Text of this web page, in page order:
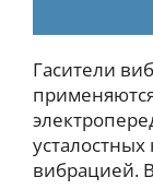
Гасители
вибрацией.